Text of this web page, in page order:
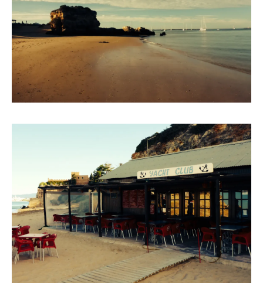
Bordbibliothek
Abonnieren
Yachtüberführung weltweit
INSELN Roman